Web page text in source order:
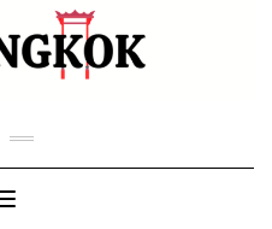
Toggle Navigation